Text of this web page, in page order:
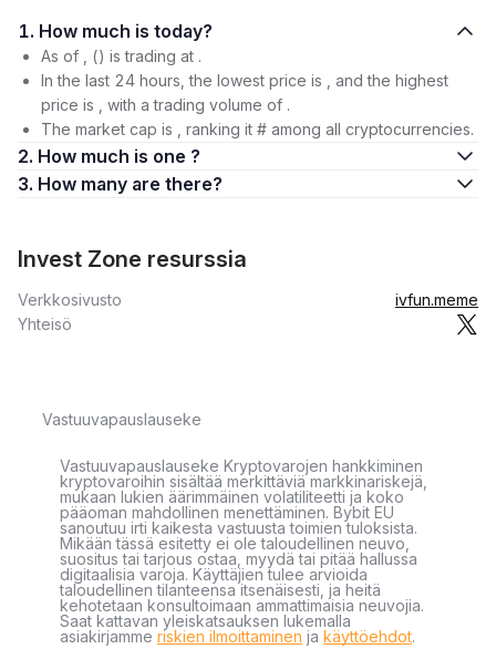
1. How much is today?
As of , () is trading at .
In the last 24 hours, the lowest price is , and the highest
price is , with a trading volume of .
The market cap is , ranking it # among all cryptocurrencies.
2. How much is one ?
3. How many are there?
Invest Zone resurssia
Verkkosivusto
ivfun.meme
Yhteisö
Vastuuvapauslauseke
Vastuuvapauslauseke Kryptovarojen hankkiminen
kryptovaroihin sisältää merkittäviä markkinariskejä,
mukaan lukien äärimmäinen volatiliteetti ja koko
pääoman mahdollinen menettäminen. Bybit EU
sanoutuu irti kaikesta vastuusta toimien tuloksista.
Mikään tässä esitetty ei ole taloudellinen neuvo,
suositus tai tarjous ostaa, myydä tai pitää hallussa
digitaalisia varoja. Käyttäjien tulee arvioida
taloudellinen tilanteensa itsenäisesti, ja heitä
kehotetaan konsultoimaan ammattimaisia neuvojia.
Saat kattavan yleiskatsauksen lukemalla
asiakirjamme riskien ilmoittaminen ja käyttöehdot.